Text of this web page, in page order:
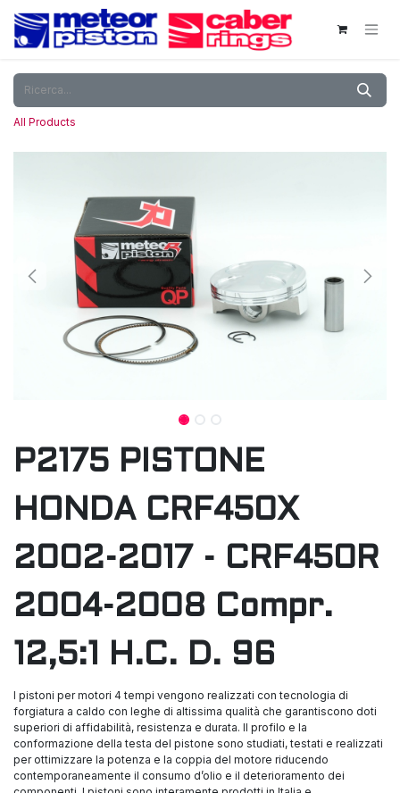
Passa al contenuto
All Products
P2175 PISTONE
HONDA CRF450X
2002-2017 - CRF450R
2004-2008 Compr.
12,5:1 H.C. D. 96
I pistoni per motori 4 tempi vengono realizzati con tecnologia di
forgiatura a caldo con leghe di altissima qualità che garantiscono doti
superiori di affidabilità, resistenza e durata. Il profilo e la
conformazione della testa del pistone sono studiati, testati e realizzati
per ottimizzare la potenza e la coppia del motore riducendo
contemporaneamente il consumo d’olio e il deterioramento dei